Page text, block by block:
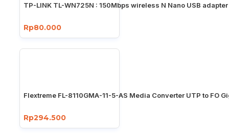
TP-LINK TL-WN725N : 150Mbps wireless N Nano USB adapter
Rp80.000
Flextreme FL-8110GMA-11-5-AS Media Converter UTP to FO
Rp294.500